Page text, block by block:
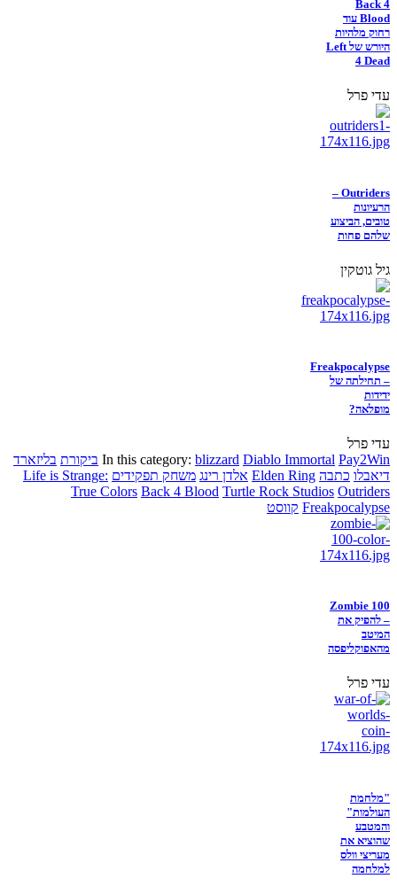
Back 4
Blood עוד
רחוק מלהיות
היורש של Left
4 Dead
עדי פרל
Outriders –
הרעיונות
טובים, הביצוע
שלהם פחות
גיל גוטקין
Freakpocalypse
– תחילתה של
ידידות
מופלאה?
עדי פרל
In this category: blizzard Diablo Immortal Pay2Win ביקורת בליזארד
דיאבלו כתבה Elden Ring אלדן רינג משחק תפקידים Life is Strange:
True Colors Back 4 Blood Turtle Rock Studios Outriders
Freakpocalypse קווסט
Zombie 100
– להפיק את
המיטב
מהאפוקליפסה
עדי פרל
"מלחמת
העולמות"
והמטבע
שהוציא את
מעריצי וולס
למלחמה